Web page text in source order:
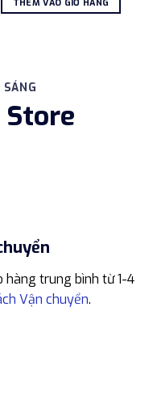
₫.
29.178.000 ₫.
THÊM VÀO GIỎ HÀNG
hàng trung bình từ 1-4
Vận chuyển.